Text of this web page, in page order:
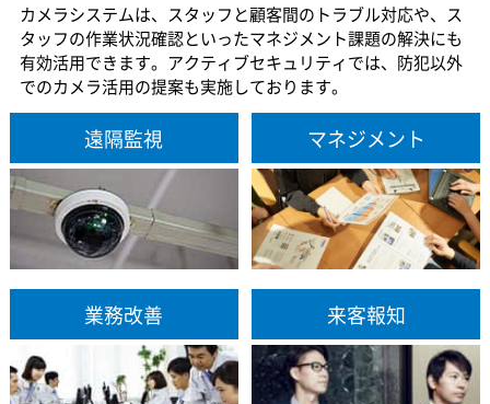
カメラシステムは、スタッフと顧客間のトラブル対応や、ス
タッフの作業状況確認といったマネジメント課題の解決にも
有効活用できます。アクティブセキュリティでは、防犯以外
でのカメラ活用の提案も実施しております。
遠隔監視 マネジメント
業務改善 来客報知